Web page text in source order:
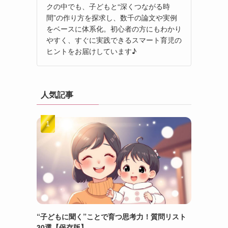
クの中でも、子どもと“深くつながる時
間”の作り方を探求し、数千の論文や実例
をベースに体系化。初心者の方にもわかり
やすく、すぐに実践できるスマート育児の
ヒントをお届けしています♪
人気記事
“子どもに聞く”ことで育つ思考力！質問リスト